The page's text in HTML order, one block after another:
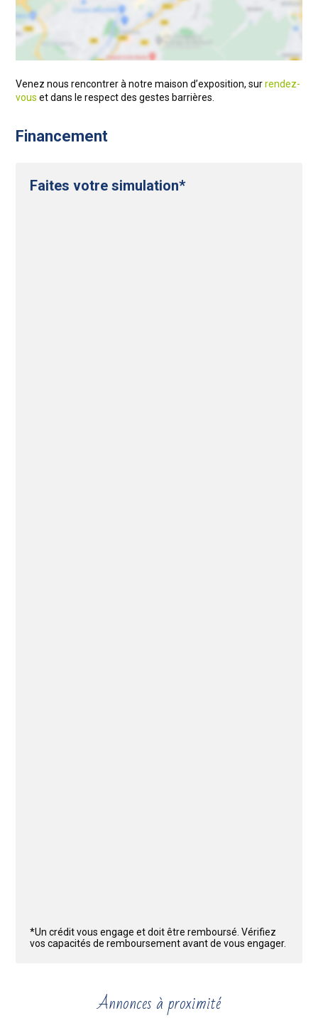
Venez nous rencontrer à notre maison d’exposition, surrendez-
vous et dans le respect des gestes barrières.
Financement
Faites votre simulation*
*Un crédit vous engage et doit être remboursé. Vérifiez
vos capacités de remboursement avant de vous engager.
Annonces à proximité